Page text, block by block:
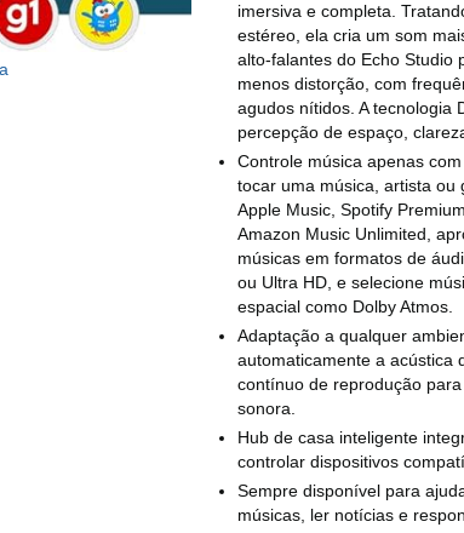
imersiva e completa.
estéreo, ela cria um som
alto-falantes do Echo Studio
menos distorção, com
agudos nítidos. A tecnologia
percepção de espaço,
Controle música apenas
tocar uma música, artista ou
Apple Music, Spotify
Amazon Music Unlimited,
músicas em formatos de
ou Ultra HD, e selecione
espacial como Dolby Atmos.
Adaptação a qualquer
automaticamente a acústica
contínuo de reprodução
sonora.
Hub de casa inteligente
controlar dispositivos
Sempre disponível para
músicas, ler notícias e